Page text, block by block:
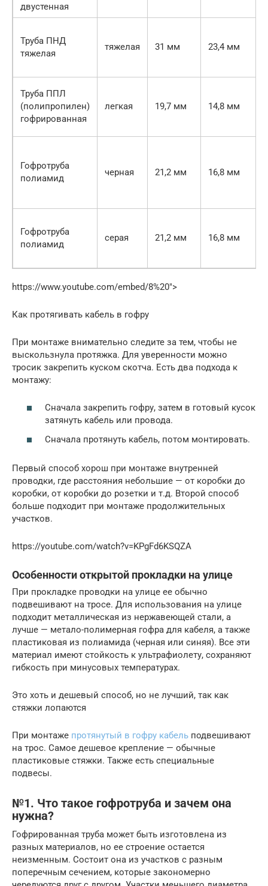
двустенная
Труба ПНД
тяжелая
тяжелая 31 мм 23,4 мм
Труба ППЛ
(полипропилен)
гофрированная
легкая 19,7 мм 14,8 мм
Гофротруба
полиамид
черная 21,2 мм 16,8 мм
Гофротруба
полиамид
серая 21,2 мм 16,8 мм
https://www.youtube.com/embed/8%20″>
Как протягивать кабель в гофру
При монтаже внимательно следите за тем, чтобы не
выскользнула протяжка. Для уверенности можно
тросик закрепить куском скотча. Есть два подхода к
монтажу:
Сначала закрепить гофру, затем в готовый кусок
затянуть кабель или провода.
Сначала протянуть кабель, потом монтировать.
Первый способ хорош при монтаже внутренней
проводки, где расстояния небольшие — от коробки до
коробки, от коробки до розетки и т.д. Второй способ
больше подходит при монтаже продолжительных
участков.
https://youtube.com/watch?v=KPgFd6KSQZA
Особенности открытой прокладки на улице
При прокладке проводки на улице ее обычно
подвешивают на тросе. Для использования на улице
подходит металлическая из нержавеющей стали, а
лучше — метало-полимерная гофра для кабеля, а также
пластиковая из полиамида (черная или синяя). Все эти
материал имеют стойкость к ультрафиолету, сохраняют
гибкость при минусовых температурах.
Это хоть и дешевый способ, но не лучший, так как
стяжки лопаются
При монтаже протянутый в гофру кабель подвешивают
на трос. Самое дешевое крепление — обычные
пластиковые стяжки. Также есть специальные
подвесы.
№1. Что такое гофротруба и зачем она
нужна?
Гофрированная труба может быть изготовлена из
разных материалов, но ее строение остается
неизменным. Состоит она из участков с разным
поперечным сечением, которые закономерно